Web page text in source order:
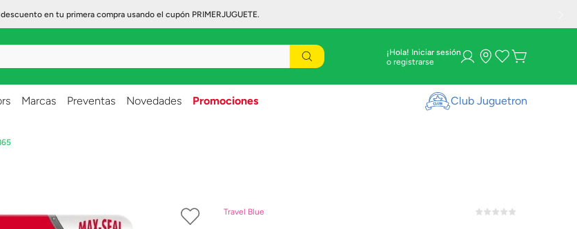
en tu primera compra usando el cupón PRIMERJUGUETE.
¡Hola! Iniciar sesión
Marcas Preventas Novedades Promociones Club Juguetron
Travel Blue